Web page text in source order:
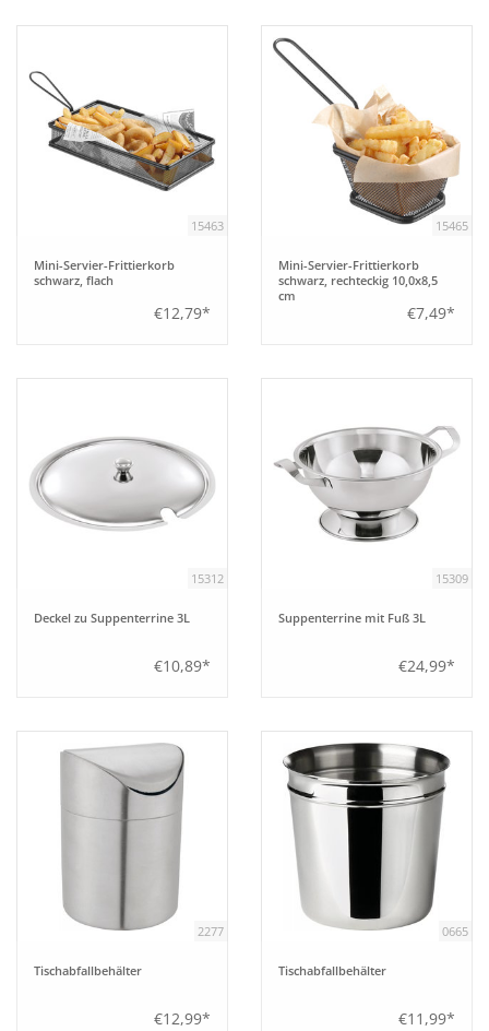
15463
Mini-Servier-Frittierkorb
schwarz, flach
€12,79*
15465
Mini-Servier-Frittierkorb
schwarz, rechteckig 10,0x8,5
cm
€7,49*
15312
Deckel zu Suppenterrine 3L
€10,89*
15309
Suppenterrine mit Fuß 3L
€24,99*
2277
Tischabfallbehälter
€12,99*
0665
Tischabfallbehälter
€11,99*